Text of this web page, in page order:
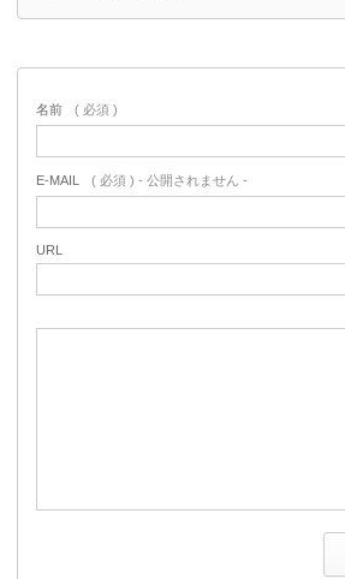
名前 ( 必須 )
E-MAIL ( 必須 ) - 公開されません -
URL